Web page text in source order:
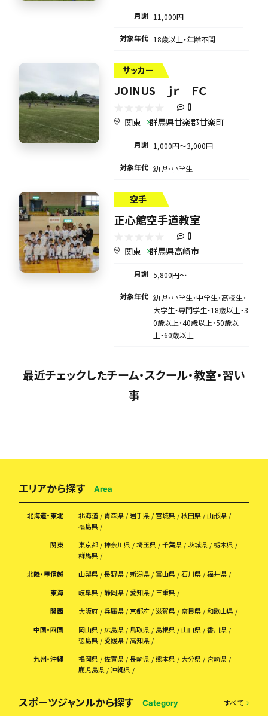
月謝 11,000円
対象年代 18歳以上・年齢不問
サッカー
JOINUS ｊｒ ＦＣ
0
関東 群馬県甘楽郡甘楽町
月謝 1,000円〜3,000円
対象年代 幼児・小学生
空手
正心館空手道教室
0
関東 群馬県高崎市
月謝 5,800円〜
対象年代 幼児・小学生・中学生・高校生・
大学生・専門学生・18歳以上・3
0歳以上・40歳以上・50歳以
上・60歳以上
最近チェックしたチーム・スクール・教室・習い
事
エリアから探す Area
北海道・東北 北海道 青森県 岩手県 宮城県 秋田県
山形県
福島県
関東
東京都 神奈川県 埼玉県 千葉県 茨城県
栃木県
群馬県
北陸・甲信越
山梨県 長野県 新潟県 富山県 石川県
福井県
東海
岐阜県 静岡県 愛知県
三重県
関西
大阪府 兵庫県 京都府 滋賀県 奈良県
和歌山県
中国・四国
岡山県 広島県 鳥取県 島根県 山口県
香川県
徳島県
愛媛県
高知県
九州・沖縄
福岡県 佐賀県 長崎県 熊本県 大分県
宮崎県
鹿児島県
沖縄県
スポーツジャンルから探す Category すべて